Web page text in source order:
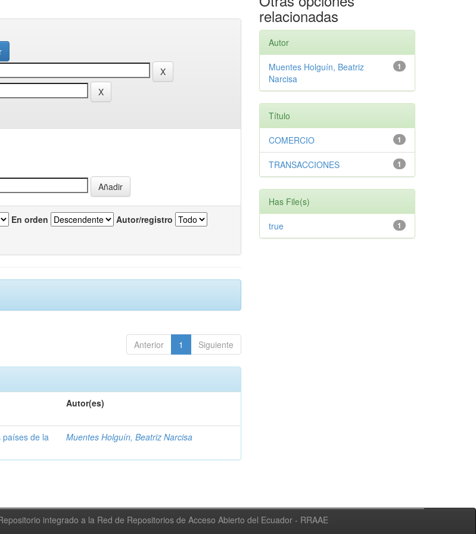
En orden Autor/registro
Anterior 1 Siguiente
Autor(es)
países de la
Muentes Holguín, Beatriz Narcisa
relacionadas
Autor
1
Muentes Holguín, Beatriz
Narcisa
Título
1
COMERCIO
1
TRANSACCIONES
Has File(s)
1
true
integrado a la Red de Repositorios de Acceso Abierto del Ecuador - RRAAE